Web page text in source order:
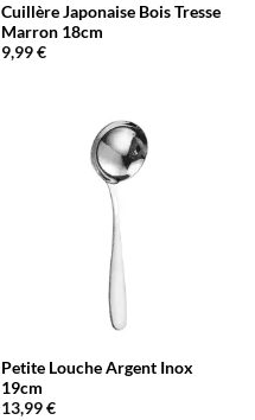
Cuillère Japonaise Bois Tresse
Marron 18cm
9,99€
Petite Louche Argent Inox
19cm
13,99€